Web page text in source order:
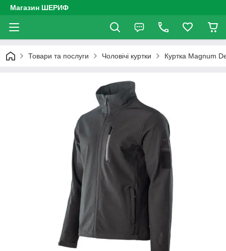
Магазин ШЕРИФ
Товари та послуги Чоловічі куртки Куртка Magnum